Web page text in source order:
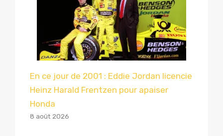
En ce jour de 2001 : Eddie Jordan licencie
Heinz Harald Frentzen pour apaiser
Honda
8 août 2026